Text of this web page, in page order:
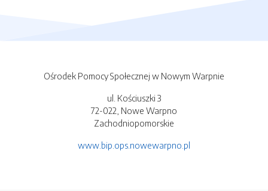
Ośrodek Pomocy Społecznej w Nowym Warpnie
ul. Kościuszki 3
72-022, Nowe Warpno
Zachodniopomorskie
www.bip.ops.nowewarpno.pl